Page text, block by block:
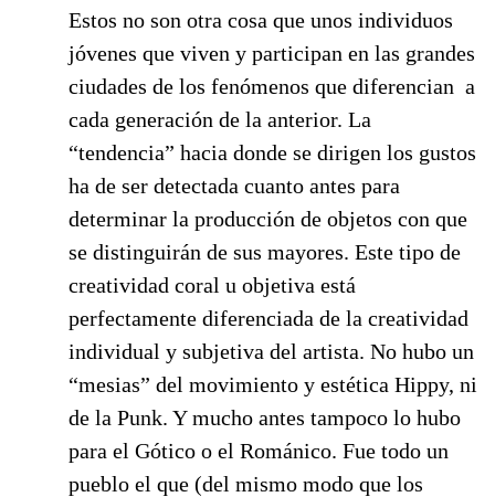
Estos no son otra cosa que unos individuos
jóvenes que viven y participan en las grandes
ciudades de los fenómenos que diferencian a
cada generación de la anterior. La
“tendencia” hacia donde se dirigen los gustos
ha de ser detectada cuanto antes para
determinar la producción de objetos con que
se distinguirán de sus mayores. Este tipo de
creatividad coral u objetiva está
perfectamente diferenciada de la creatividad
individual y subjetiva del artista. No hubo un
“mesias” del movimiento y estética Hippy, ni
de la Punk. Y mucho antes tampoco lo hubo
para el Gótico o el Románico. Fue todo un
pueblo el que (del mismo modo que los